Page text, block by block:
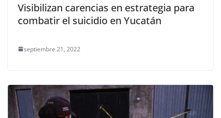
Visibilizan carencias en estrategia para
combatir el suicidio en Yucatán
septiembre 21, 2022